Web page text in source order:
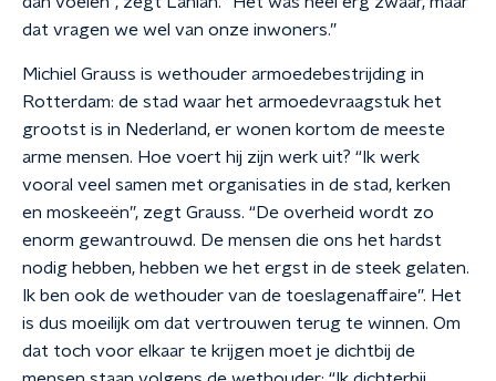
dat vragen we wel van onze inwoners.”
Michiel Grauss is wethouder armoedebestrijding in
Rotterdam: de stad waar het armoedevraagstuk het
grootst is in Nederland, er wonen kortom de meeste
arme mensen. Hoe voert hij zijn werk uit? “Ik werk
vooral veel samen met organisaties in de stad, kerken
en moskeeën”, zegt Grauss. “De overheid wordt zo
enorm gewantrouwd. De mensen die ons het hardst
nodig hebben, hebben we het ergst in de steek gelaten.
Ik ben ook de wethouder van de toeslagenaffaire”. Het
is dus moeilijk om dat vertrouwen terug te winnen. Om
dat toch voor elkaar te krijgen moet je dichtbij de